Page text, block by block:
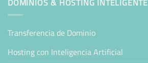
Transferencia de Dominio
Hosting con Inteligencia Artificial